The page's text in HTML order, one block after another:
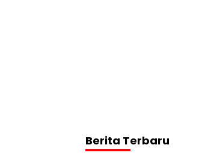
Berita Terbaru